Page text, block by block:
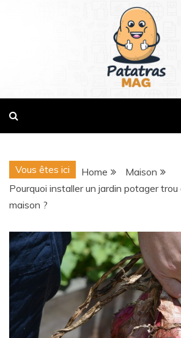
Vous êtes ici Home
Maison
Pourquoi installer un jardin potager
maison ?